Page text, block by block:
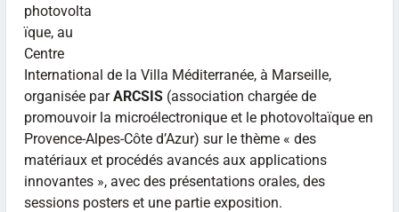
photovolta
ïque, au
Centre
International de la Villa Méditerranée, à Marseille,
organisée parARCSIS(association chargée de
promouvoir la microélectronique et le photovoltaïque en
Provence-Alpes-Côte d’Azur) sur le thème « des
matériaux et procédés avancés aux applications
innovantes », avec des présentations orales, des
sessions posters et une partie exposition.